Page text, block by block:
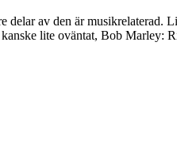
av den är
kanske lite oväntat, Bob